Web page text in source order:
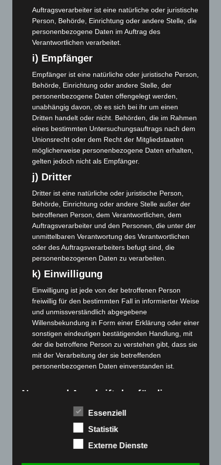
Juni 2023(142)
Mai 2023(139)
April 2023(155)
März 2023(174)
Januar 2023(140)
Dezember 2022(130)
November 2022(167)
Oktober 2022(166)
September 2022 (205)
August 2022
(166)
Juli 2022(133)
Mai 2022(177)
April 2022(198)
März 2022(221)
Februar 2022 (189)
Januar 2022(190)
Dezember 2021(204)
November 2021 (215)
Oktober 2021(171)
September 2021(180)
August 2021(154)
Juli 2021 (213)
Juni 2021(198)
April 2021
(189)
Auftragsverarbeiter ist eine natürliche oder juristische
Person, Behörde, Einrichtung oder andere Stelle, die
personenbezogene Daten im Auftrag des
Verantwortlichen verarbeitet.
i) Empfänger
Empfänger ist eine natürliche oder juristische Person,
Behörde, Einrichtung oder andere Stelle, der
personenbezogene Daten offengelegt werden,
unabhängig davon, ob es sich bei ihr um einen
Dritten handelt oder nicht. Behörden, die im Rahmen
eines bestimmten Untersuchungsauftrags nach dem
Unionsrecht oder dem Recht der Mitgliedstaaten
möglicherweise personenbezogene Daten erhalten,
gelten jedoch nicht als Empfänger.
j) Dritter
Dritter ist eine natürliche oder juristische Person,
Behörde, Einrichtung oder andere Stelle außer der
betroffenen Person, dem Verantwortlichen, dem
Auftragsverarbeiter und den Personen, die unter der
unmittelbaren Verantwortung des Verantwortlichen
oder des Auftragsverarbeiters befugt sind, die
personenbezogenen Daten zu verarbeiten.
k) Einwilligung
Einwilligung ist jede von der betroffenen Person
freiwillig für den bestimmten Fall in informierter Weise
und unmissverständlich abgegebene
Willensbekundung in Form einer Erklärung oder einer
sonstigen eindeutigen bestätigenden Handlung, mit
der die betroffene Person zu verstehen gibt, dass sie
mit der Verarbeitung der sie betreffenden
personenbezogenen Daten einverstanden ist.
Name und Anschrift des für die
Verarbeitung Verantwortlichen
Verantwortlicher im Sinne der Datenschutz-
Grundverordnung, sonstiger in den Mitgliedstaaten der
Europäischen Union geltenden Datenschutzgesetze und
Essenziell
Statistik
Externe Dienste